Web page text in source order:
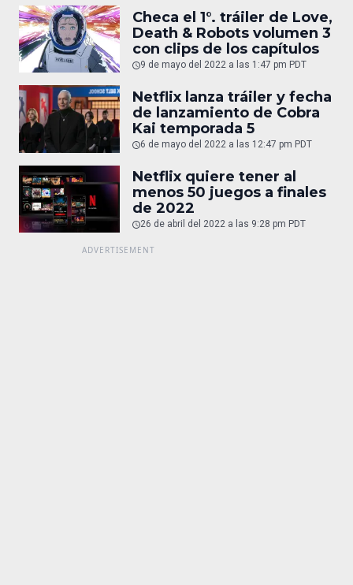
Checa el 1°. tráiler de Love,
Death & Robots volumen 3
con clips de los capítulos
9 de mayo del 2022 a las 1:47 pm PDT
Netflix lanza tráiler y fecha
de lanzamiento de Cobra
Kai temporada 5
6 de mayo del 2022 a las 12:47 pm PDT
Netflix quiere tener al
menos 50 juegos a finales
de 2022
26 de abril del 2022 a las 9:28 pm PDT